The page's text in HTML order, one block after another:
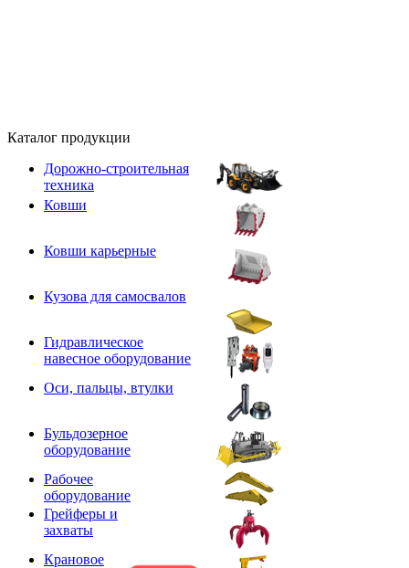
Каталог продукции
Дорожно-строительная
техника
Ковши
Ковши карьерные
Кузова для самосвалов
Гидравлическое
навесное оборудование
Оси, пальцы, втулки
Бульдозерное
оборудование
Рабочее
оборудование
Грейферы и
захваты
Крановое